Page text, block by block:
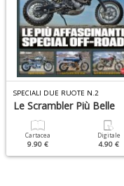
SPECIALI DUE RUOTE N.2
Le Scrambler Più Belle
Cartacea
9.90 €
Digitale
4.90 €